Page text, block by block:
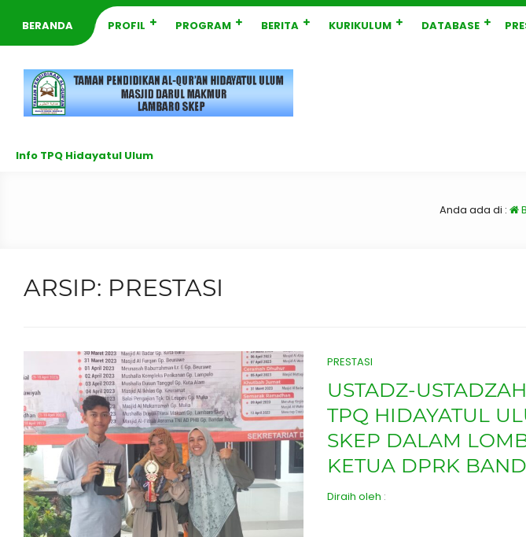
BERANDA PROFIL PROGRAM BERITA KURIKULUM DATABASE
Info TPQ Hidayatul Ulum
Anda ada di :
ARSIP: PRESTASI
PRESTASI
USTADZ-
TPQ HIDAYATUL
SKEP DALAM
KETUA DPRK
Diraih oleh :